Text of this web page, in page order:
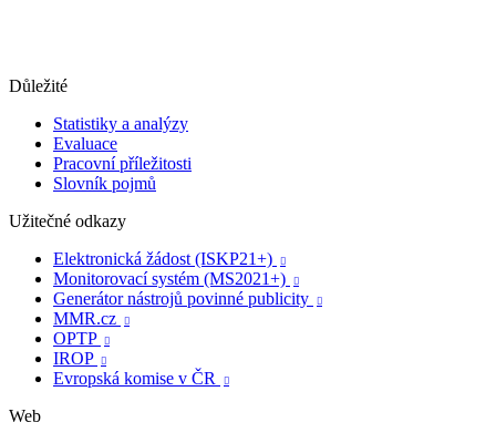
Důležité
Statistiky a analýzy
Evaluace
Pracovní příležitosti
Slovník pojmů
Užitečné odkazy
Elektronická žádost (ISKP21+)

Monitorovací systém (MS2021+) 
Generátor nástrojů povinné publicity 
MMR.cz 
OPTP 
IROP 
Evropská komise v ČR 
Web